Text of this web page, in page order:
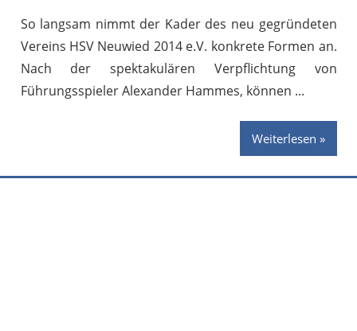
So langsam nimmt der Kader des neu gegründeten
Vereins HSV Neuwied 2014 e.V. konkrete Formen an.
Nach der spektakulären Verpflichtung von
Führungsspieler Alexander Hammes, können
Weiterlesen